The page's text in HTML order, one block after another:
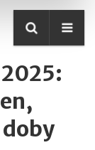
doby